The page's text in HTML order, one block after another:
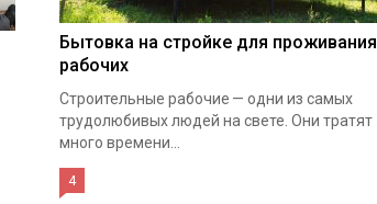
Бытовка на стройке для проживания
рабочих
Строительные рабочие — одни из самых
трудолюбивых людей на свете. Они тратят
много времени...
4